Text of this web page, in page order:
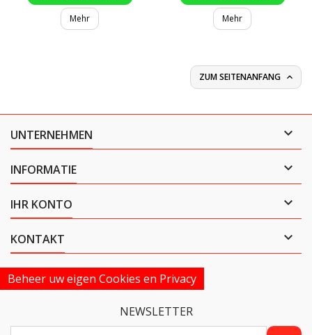
Mehr Mehr
ZUM SEITENANFANG 
UNTERNEHMEN 
INFORMATIE 
IHR KONTO 
KONTAKT 
Beheer uw eigen Cookies en Privacy
NEWSLETTER